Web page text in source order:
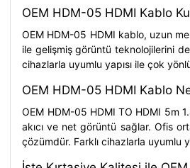
OEM HDM-05 HDMI Kablo
OEM HDM-05 HDMI kablo, uzun
ile gelişmiş görüntü teknolojilerini
cihazlarla uyumlu yapısı ile çok
OEM HDM-05 HDMI Kablo
OEM HDM-05 HDMI TO HDMI 5m
akıcı ve net görüntü sağlar. Ofis
çözümdür. Farklı cihazlarla uyumlu